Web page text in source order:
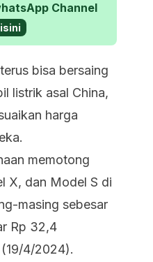
Channel
bisa bersaing
listrik asal China,
harga
memotong
X, dan Model S di
masing sebesar
Rp 32,4
4/2024).